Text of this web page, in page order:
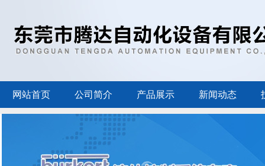
网站首页 公司简介 产品展示 新闻动态